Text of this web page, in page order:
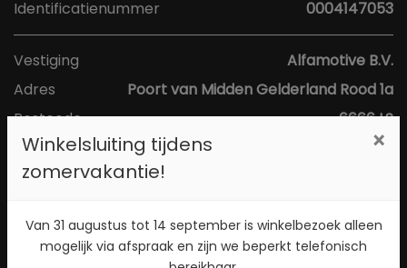
Identificatienummer
0004147053
Vestiging
Alfamotive B.V.
Adres
Poort van Midden Gelderland Rood 1a
Postcode
6666 LS
Plaats
Heteren
Direct contact opnemen? Bel 026-4721177!
Winkelsluiting tijdens
zomervakantie!
×
Van 31 augustus tot 14 september is winkelbezoek alleen
mogelijk via afspraak en zijn we beperkt telefonisch